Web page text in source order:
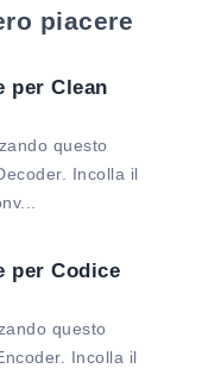
piacere
per Clean
questo
Incolla il
per Codice
questo
Incolla il